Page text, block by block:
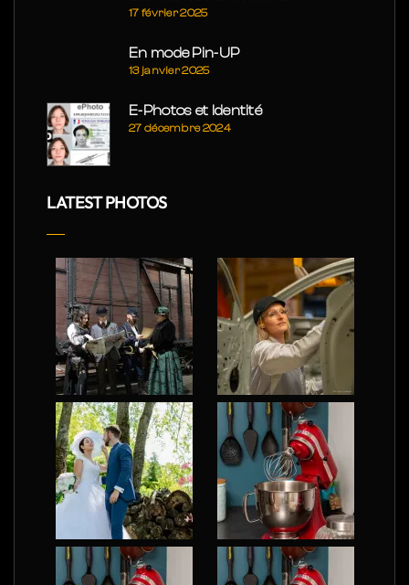
17 février 2025
En mode Pin-UP
13 janvier 2025
E-Photos et Identité
27 décembre 2024
LATEST PHOTOS